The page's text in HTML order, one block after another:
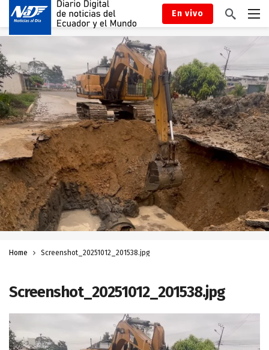
En vivo
Home Screenshot_20251012_201538.jpg
Screenshot_20251012_201538.jpg